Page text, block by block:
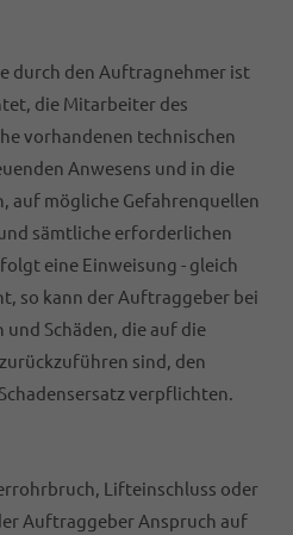
durch den Auftragnehmer ist
die Mitarbeiter des
vorhandenen technischen
Anwesens und in die
auf mögliche Gefahrenquellen
sämtliche erforderlichen
eine Einweisung - gleich
so kann der Auftraggeber bei
Schäden, die auf die
sind, den
verpflichten.
Lifteinschluss oder
Auftraggeber Anspruch auf